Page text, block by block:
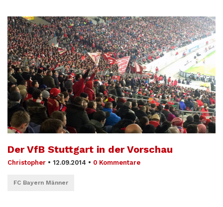
Der VfB Stuttgart in der Vorschau
Christopher • 12.09.2014 • 0 Kommentare
FC Bayern Männer